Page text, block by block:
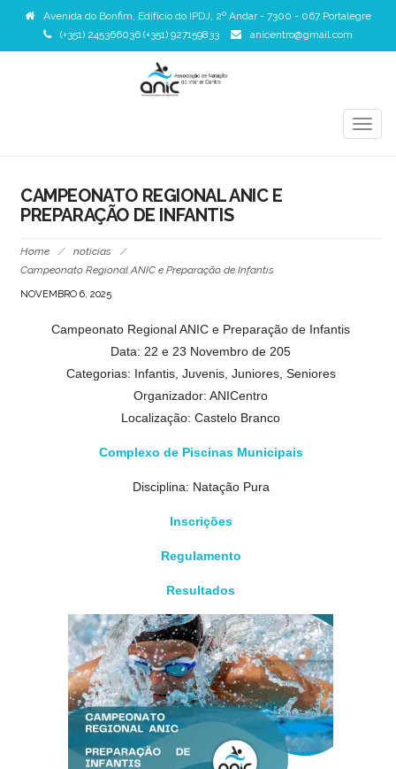
Avenida do Bonfim, Edifício do IPDJ, 2º Andar - 7300 - 067 Portalegre
(+351) 245366036 (+351) 927159833
anicentro@gmail.com
CAMPEONATO REGIONAL ANIC E
PREPARAÇÃO DE INFANTIS
Home / noticias
/
Campeonato Regional ANIC e Preparação de Infantis
NOVEMBRO 6, 2025
Campeonato Regional ANIC e Preparação de Infantis
Data: 22 e 23 Novembro de 205
Categorias: Infantis, Juvenis, Juniores, Seniores
Organizador: ANICentro
Localização: Castelo Branco
Complexo de Piscinas Municipais
Disciplina: Natação Pura
Inscrições
Regulamento
Resultados